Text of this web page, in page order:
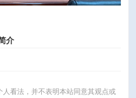
介
人看法，并不表明本站同意其观点或